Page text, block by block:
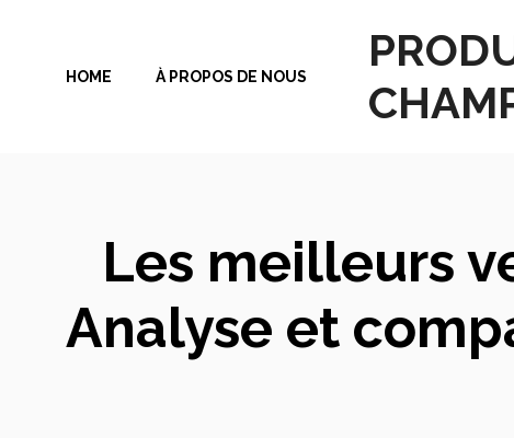
contenuHOME À PROPOS DE NOUS
Les meilleurs
Analyse et